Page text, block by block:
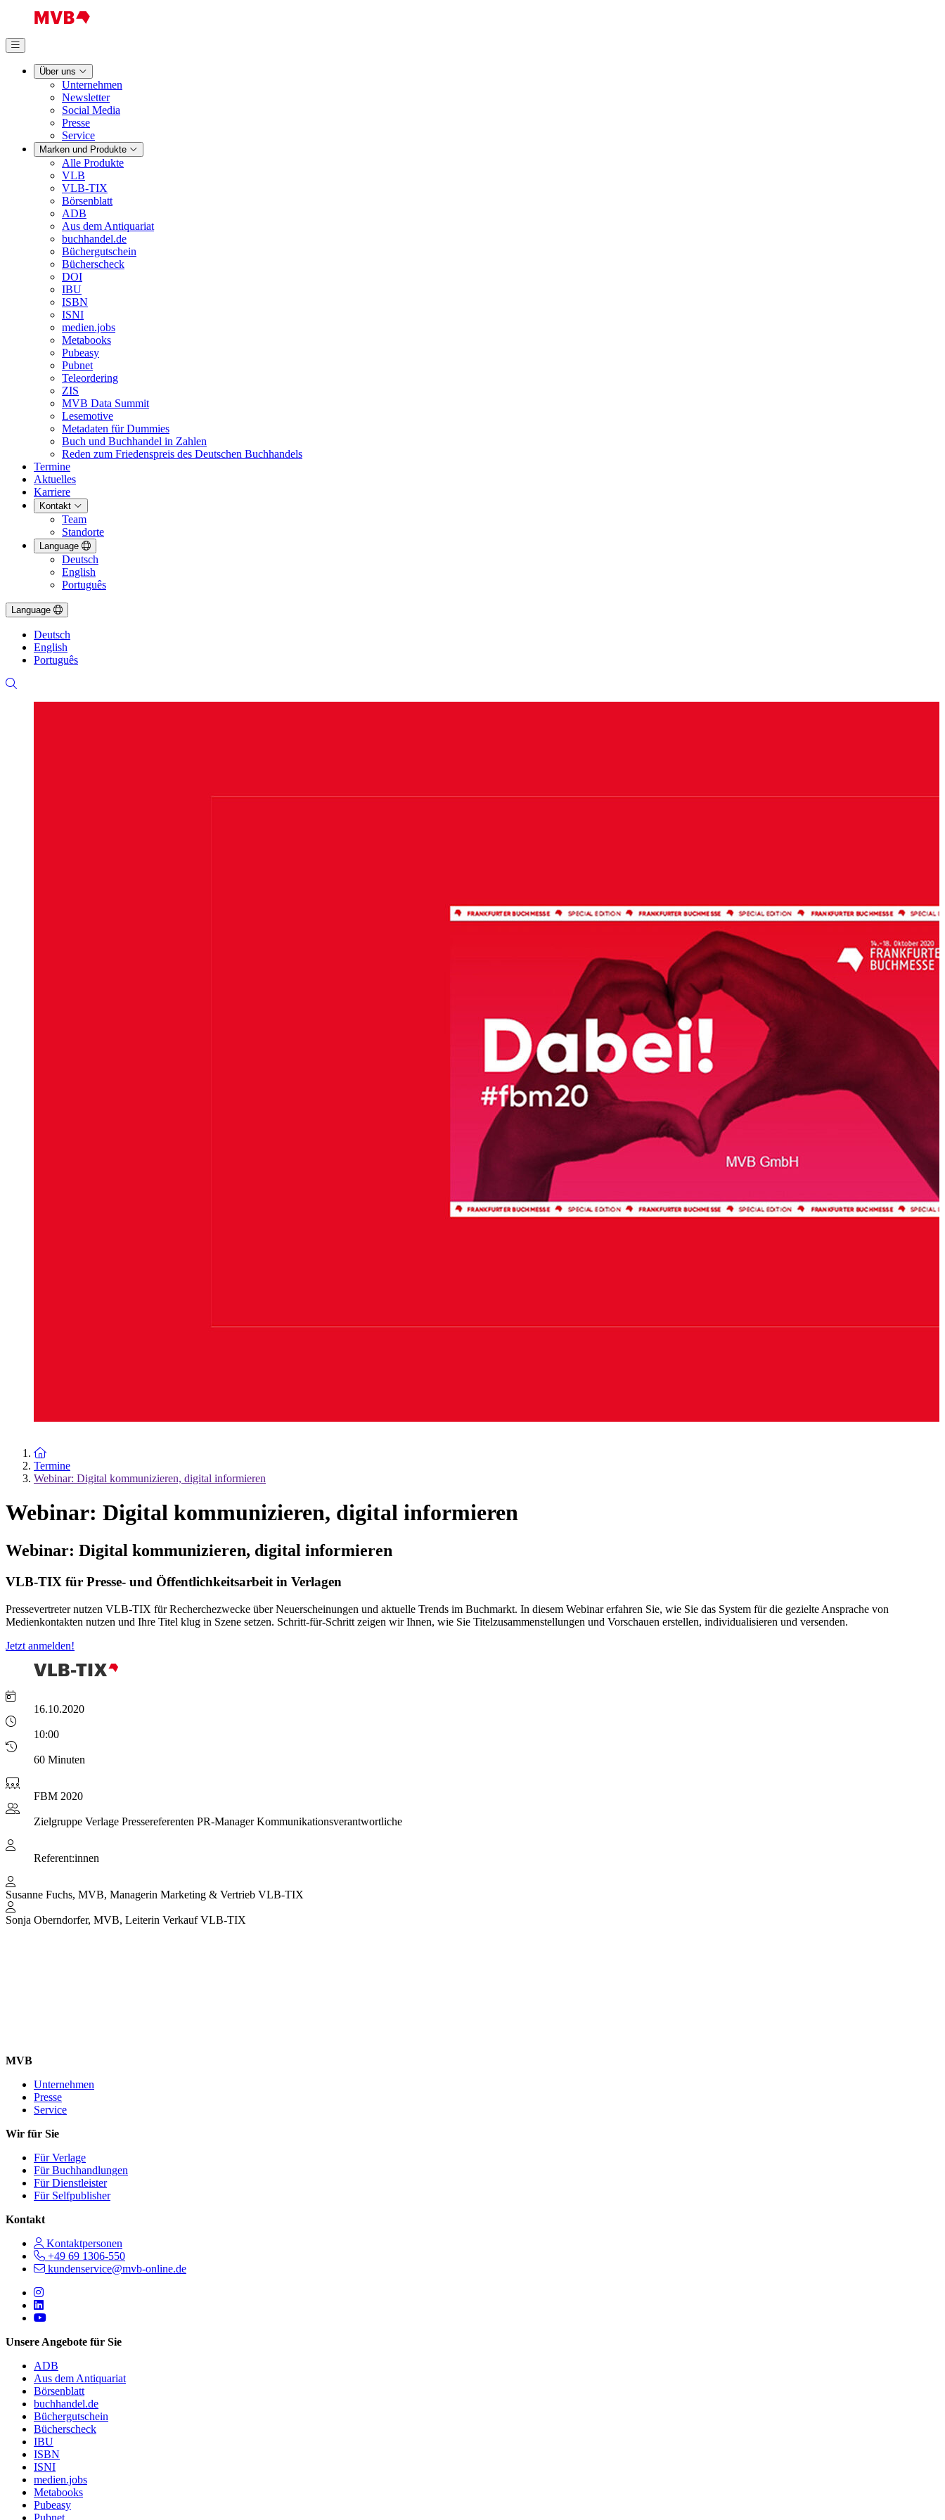
Über uns
Unternehmen
Newsletter
Social Media
Presse
Service
Marken und Produkte
Alle Produkte
VLB
VLB-TIX
Börsenblatt
ADB
Aus dem Antiquariat
buchhandel.de
Büchergutschein
Bücherscheck
DOI
IBU
ISBN
ISNI
medien.jobs
Metabooks
Pubeasy
Pubnet
Teleordering
ZIS
MVB Data Summit
Lesemotive
Metadaten für Dummies
Buch und Buchhandel in Zahlen
Reden zum Friedenspreis des Deutschen Buchhandels
Termine
Aktuelles
Karriere
Kontakt
Team
Standorte
Language
Deutsch
English
Português
Language
Deutsch
English
Português
Zur Startseite
Termine
Webinar: Digital kommunizieren, digital informieren
Webinar: Digital kommunizieren, digital informieren
Webinar: Digital kommunizieren, digital informieren
VLB-TIX für Presse- und Öffentlichkeitsarbeit in Verlagen
Pressevertreter nutzen VLB-TIX für Recherchezwecke über Neuerscheinungen und aktuelle Trends im Buchmarkt. In diesem Webinar erfahren Sie, wie Sie das System für die gezielte Ansprache von
Medienkontakten nutzen und Ihre Titel klug in Szene setzen. Schritt-für-Schritt zeigen wir Ihnen, wie Sie Titelzusammenstellungen und Vorschauen erstellen, individualisieren und versenden.
Jetzt anmelden!
16.10.2020
10:00
60 Minuten
FBM 2020
Zielgruppe Verlage Pressereferenten PR-Manager Kommunikationsverantwortliche
Referent:innen
Susanne Fuchs, MVB, Managerin Marketing & Vertrieb VLB-TIX
Sonja Oberndorfer, MVB, Leiterin Verkauf VLB-TIX
MVB
Unternehmen
Presse
Service
Wir für Sie
Für Verlage
Für Buchhandlungen
Für Dienstleister
Für Selfpublisher
Kontakt
Kontaktpersonen
+49 69 1306-550
kundenservice@mvb-online.de
Follow us on https://www.instagram.com/lifeatmvb/
Follow us on https://www.linkedin.com/company/mvbbooks
Follow us on https://www.youtube.com/@mvbbooks
Unsere Angebote für Sie
ADB
Aus dem Antiquariat
Börsenblatt
buchhandel.de
Büchergutschein
Bücherscheck
IBU
ISBN
ISNI
medien.jobs
Metabooks
Pubeasy